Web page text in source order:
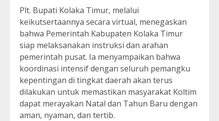
Plt. Bupati Kolaka Timur, melalui
keikutsertaannya secara virtual, menegaskan
bahwa Pemerintah Kabupaten Kolaka Timur
siap melaksanakan instruksi dan arahan
pemerintah pusat. Ia menyampaikan bahwa
koordinasi intensif dengan seluruh pemangku
kepentingan di tingkat daerah akan terus
dilakukan untuk memastikan masyarakat Koltim
dapat merayakan Natal dan Tahun Baru dengan
aman, nyaman, dan tertib.